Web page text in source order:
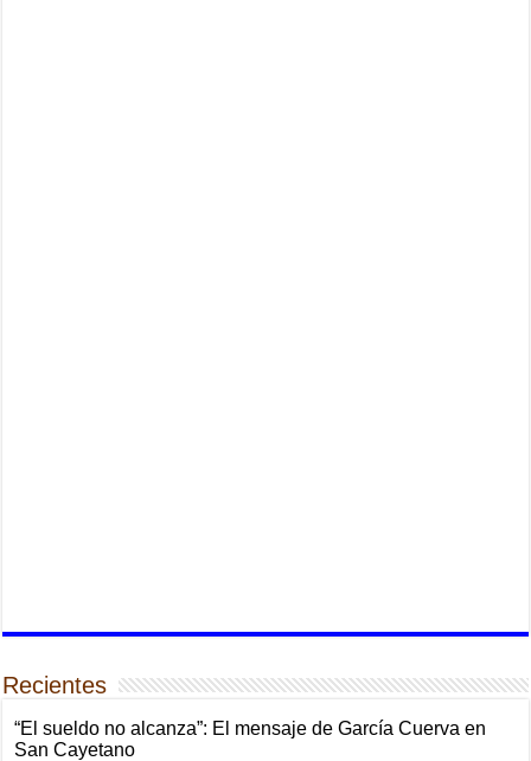
Recientes
“El sueldo no alcanza”: El mensaje de García Cuerva en
San Cayetano